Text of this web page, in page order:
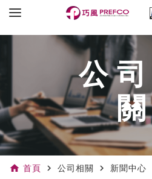
公
home 首頁 navigate_next 公司相關 navigate_next 新聞中心